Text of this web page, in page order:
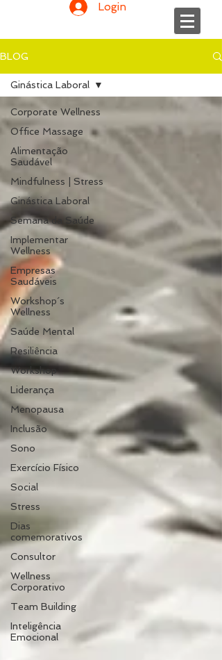
Login
BLOG
Corporate Wellness
Office Massage
Alimentação
Saudável
Mindfulness | Stress
Ginástica Laboral
Semana da Saúde
Implementar
Wellness
Empresas
Saudáveis
Workshop´s
Wellness
Saúde Mental
Resiliência
Workshop
Liderança
Menopausa
Inclusão
Sono
Exercício Físico
Social
Stress
Dias
comemorativos
Consultor
Wellness
Corporativo
Team Building
Inteligência
Emocional
Ginástica Laboral